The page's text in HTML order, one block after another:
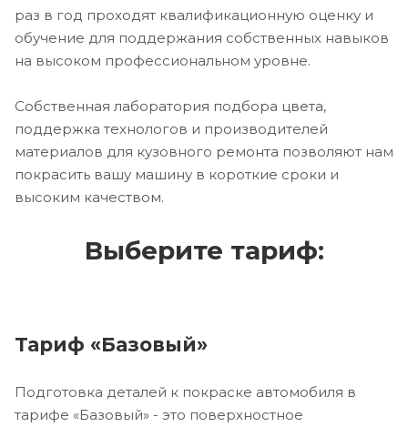
раз в год проходят квалификационную оценку и
обучение для поддержания собственных навыков
на высоком профессиональном уровне.
Собственная лаборатория подбора цвета,
поддержка технологов и производителей
материалов для кузовного ремонта позволяют нам
покрасить вашу машину в короткие сроки и
высоким качеством.
Выберите тариф:
Тариф «Базовый»
Подготовка деталей к покраске автомобиля в
тарифе «Базовый» - это поверхностное